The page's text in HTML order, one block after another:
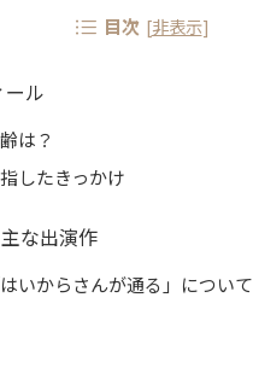
目次 [非表示]
ル
は？
したきっかけ
な出演作
いからさんが通る」について